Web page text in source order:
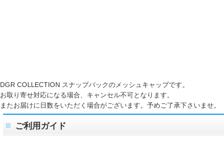
DGR COLLECTION スナップバックのメッシュキャップです。
お取り寄せ対応になる場合、キャンセル不可となります。
またお届けに日数をいただく場合がございます。予めご了承下さいませ。
ご利用ガイド